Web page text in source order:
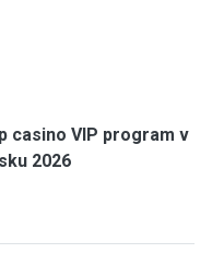
casino VIP program v
2026